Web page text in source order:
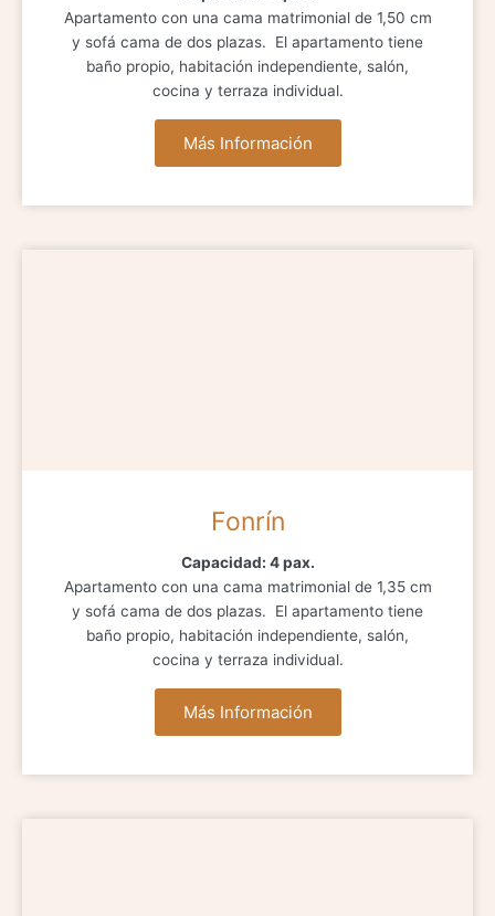
Apartamento con una cama matrimonial de 1,50 cm
y sofá cama de dos plazas. El apartamento tiene
baño propio, habitación independiente, salón,
cocina y terraza individual.
Más Información
Fonrín
Capacidad: 4 pax.
Apartamento con una cama matrimonial de 1,35 cm
y sofá cama de dos plazas. El apartamento tiene
baño propio, habitación independiente, salón,
cocina y terraza individual.
Más Información